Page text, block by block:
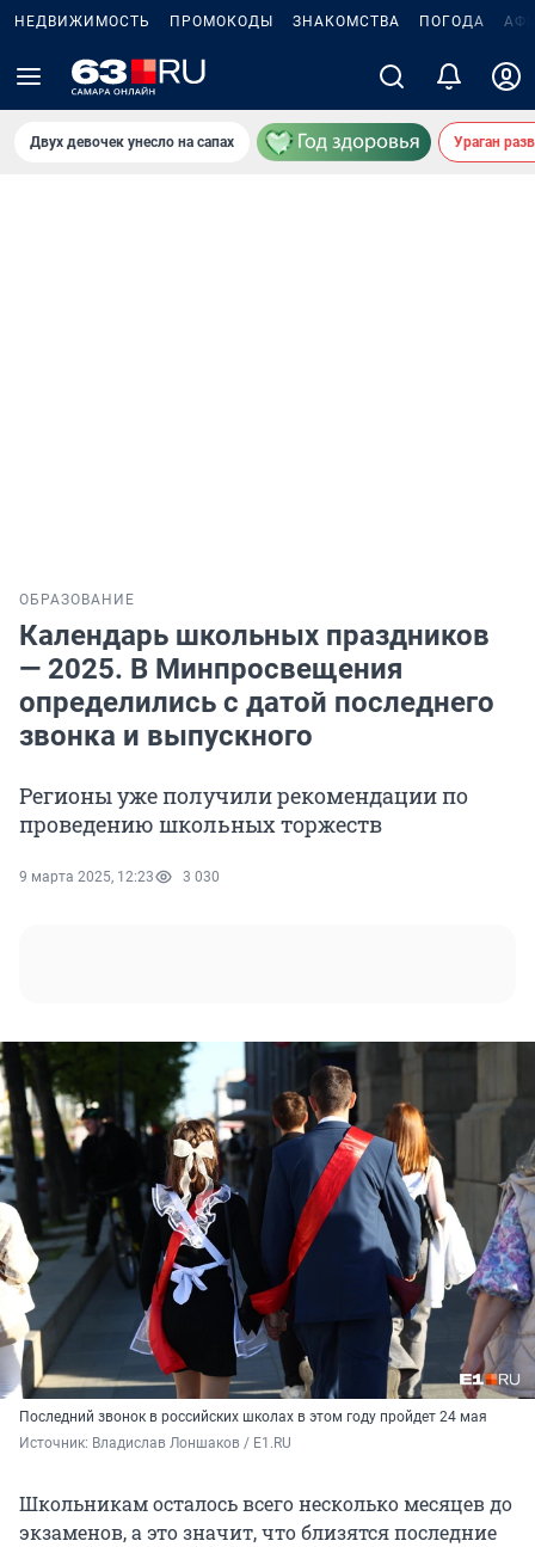
НЕДВИЖИМОСТЬ ПРОМОКОДЫ ЗНАКОМСТВА ПОГОДА
Двух девочек унесло на сапах Ураган
ОБРАЗОВАНИЕ
Календарь школьных праздников
— 2025. В Минпросвещения
определились с датой последнего
звонка и выпускного
Регионы уже получили рекомендации по
проведению школьных торжеств
9 марта 2025, 12:23 3 030
Последний звонок в российских школах в этом году пройдет 24 мая
Источник: Владислав Лоншаков / E1.RU
Школьникам осталось всего несколько месяцев до
экзаменов, а это значит, что близятся последние